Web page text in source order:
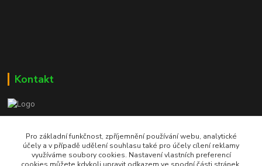
Kontakt
604 729 587
dumzdravi@email.cz
Pro základní funkčnost, zpříjemnění používání webu, analytické
účely a v případě udělení souhlasu také pro účely cílení reklamy
využíváme soubory cookies. Nastavení vlastních preferencí